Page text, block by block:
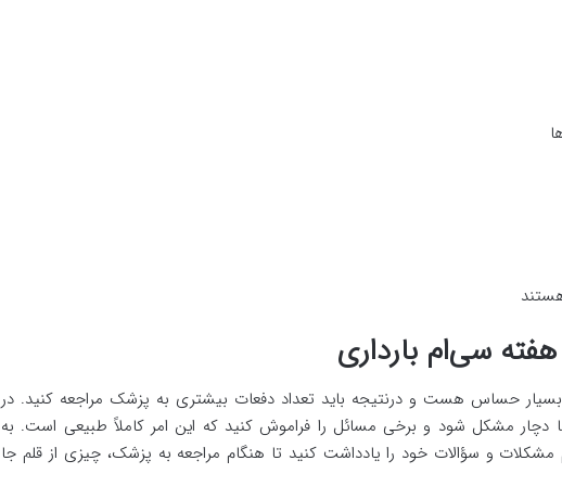
سی‌ام بارداری
حساس هست و درنتیجه باید تعداد دفعات بیشتری به پزشک مراجعه کنید. در
مشکل شود و برخی مسائل را فراموش کنید که این امر کاملاً طبیعی است. به
و سؤالات خود را یادداشت کنید تا هنگام مراجعه به پزشک، چیزی از قلم جا